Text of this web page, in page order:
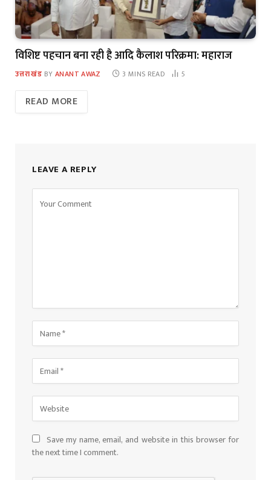
विशिष्ट पहचान बना रही है आदि कैलाश परिक्रमा: महाराज
उत्तराखंड BY ANANT AWAZ 3 MINS READ 5
READ MORE
LEAVE A REPLY
Save my name, email, and website in this browser for
the next time I comment.